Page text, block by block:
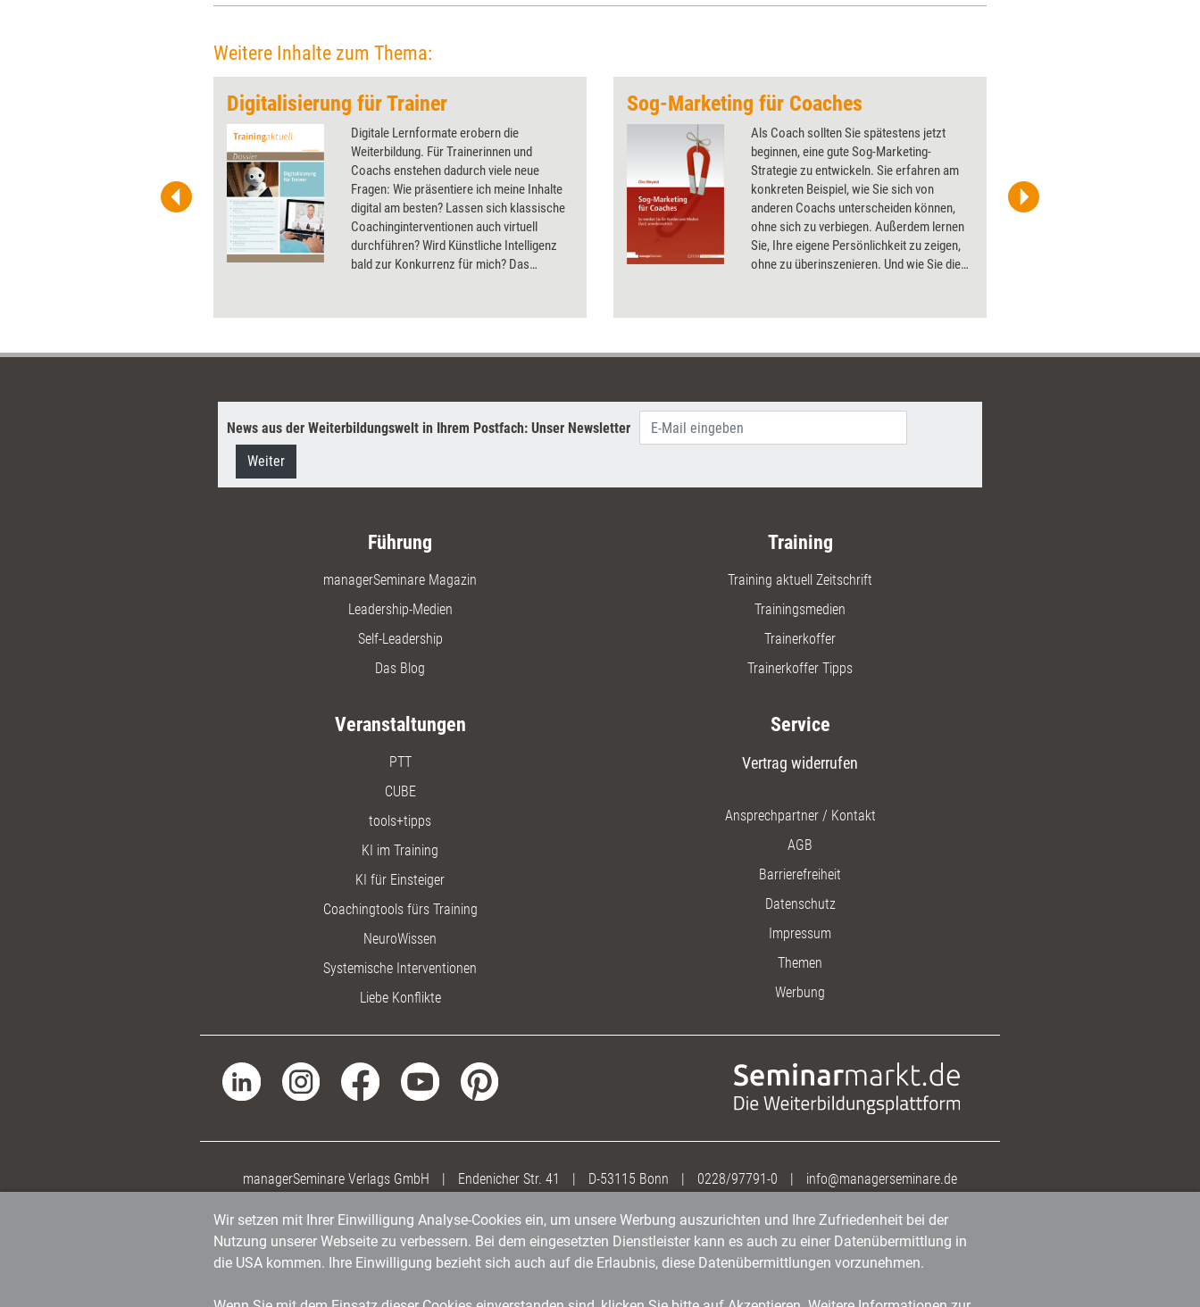
Verhaltensmustern Menschen
entscheiden, was für sie
Coachs daraus für die
ableiten können, um sich von
anderen abzuheben.
Weitere Inhalte zum Thema:
Digitalisierung für Trainer
Digitale Lernformate erobern die
Weiterbildung. Für Trainerinnen und
Coachs enstehen dadurch viele neue
Fragen: Wie präsentiere ich meine Inhalte
digital am besten? Lassen sich klassische
Coachinginterventionen auch virtuell
durchführen? Wird Künstliche Intelligenz
bald zur Konkurrenz für mich? Das
gibt einen Ausblick in die Zukunft.
Sog-Marketing für Coaches
Als Coach sollten Sie spätestens jetzt
beginnen, eine gute Sog-Marketing-
Strategie zu entwickeln. Sie erfahren am
konkreten Beispiel, wie Sie sich von
anderen Coachs unterscheiden können,
ohne sich zu verbiegen. Außerdem lernen
Sie, Ihre eigene Persönlichkeit zu zeigen,
ohne zu überinszenieren. Und wie Sie die
News aus der Weiterbildungswelt in Ihrem Postfach: Unser Newsletter
Weiter
Führung
managerSeminare Magazin
Leadership-Medien
Self-Leadership
Das Blog
Training
Training aktuell Zeitschrift
Trainingsmedien
Trainerkoffer
Trainerkoffer Tipps
Veranstaltungen
PTT
CUBE
tools+tipps
KI im Training
KI für Einsteiger
Coachingtools fürs Training
NeuroWissen
Systemische Interventionen
Liebe Konflikte
Service
Vertrag widerrufen
Ansprechpartner / Kontakt
AGB
Barrierefreiheit
Datenschutz
Impressum
Themen
Werbung
managerSeminare Verlags GmbH | Endenicher Str. 41 | D-53115 Bonn | 0228/97791-0 | info@managerseminare.de
Wir setzen mit Ihrer Einwilligung Analyse-Cookies ein, um unsere Werbung auszurichten und Ihre Zufriedenheit bei der
Nutzung unserer Webseite zu verbessern. Bei dem eingesetzten Dienstleister kann es auch zu einer Datenübermittlung in
die USA kommen. Ihre Einwilligung bezieht sich auch auf die Erlaubnis, diese Datenübermittlungen vorzunehmen.